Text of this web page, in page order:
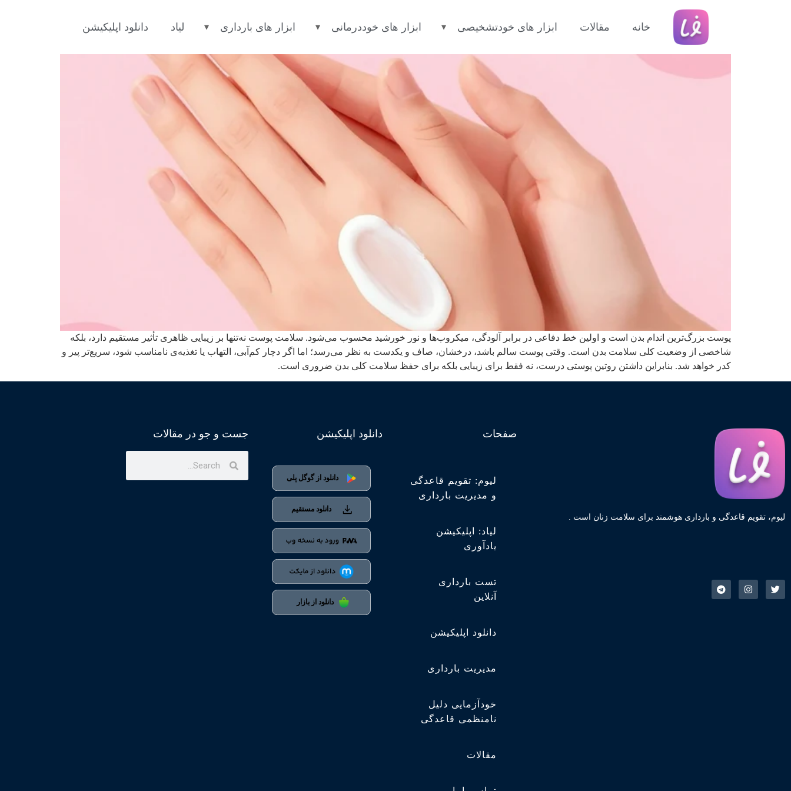
دانلود اپلیکیشن لیاد ابزار های بارداری ابزار های خوددرمانی ابزار های خودتشخیصی مقالات خانه
سلامت پوست: چگونه روتین ایده‌آل خود را در ۳ مرحله ساده پیدا کنیم؟
پوست بزرگ‌ترین اندام بدن است و اولین خط دفاعی در برابر آلودگی، میکروب‌ها و نور خورشید محسوب می‌شود. سلامت پوست نه‌تنها بر زیبایی ظاهری تأثیر مستقیم دارد، بلکه
شاخصی از وضعیت کلی سلامت بدن است. وقتی پوست سالم باشد، درخشان، صاف و یکدست به نظر می‌رسد؛ اما اگر دچار کم‌آبی، التهاب یا تغذیه‌ی نامناسب شود، سریع‌تر پیر و
کدر خواهد شد. بنابراین داشتن روتین پوستی درست، نه فقط برای زیبایی بلکه برای حفظ سلامت کلی بدن ضروری است.
لیوم، تقویم قاعدگی و بارداری هوشمند برای سلامت زنان است .
صفحات
لیوم: تقویم قاعدگی
و مدیریت بارداری
لیاد: اپلیکیشن
یادآوری
تست بارداری
آنلاین
دانلود اپلیکیشن
مدیریت بارداری
خودآزمایی دلیل
نامنظمی قاعدگی
مقالات
دانلود اپلیکیشن جست و جو در مقالات